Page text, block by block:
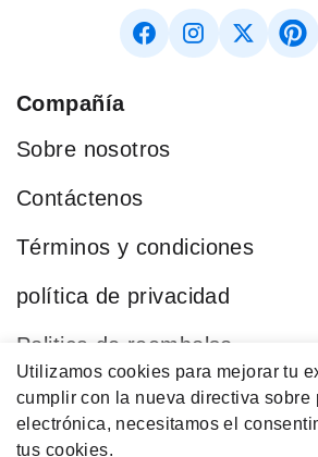
Utilizamos cookies para mejorar tu
cumplir con la nueva directiva sobre
electrónica, necesitamos el
tus cookies.
Compañía
Sobre nosotros
Contáctenos
Términos y condiciones
política de privacidad
Politica de reembolso
Blog
Categorías Populares